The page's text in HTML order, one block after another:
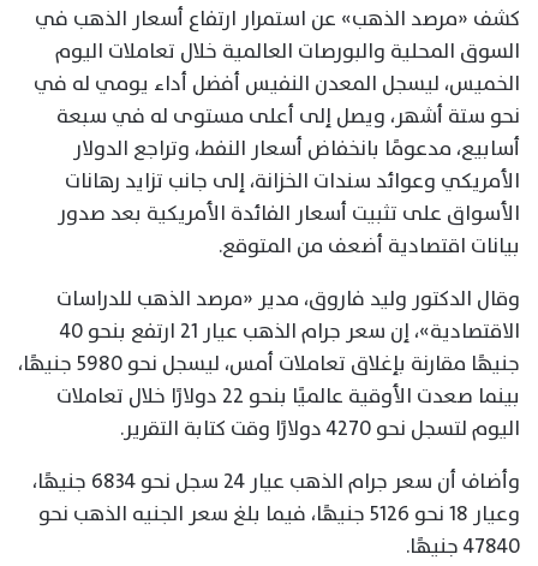
كشف «مرصد الذهب» عن استمرار ارتفاع أسعار الذهب في
السوق المحلية والبورصات العالمية خلال تعاملات اليوم
الخميس، ليسجل المعدن النفيس أفضل أداء يومي له في
نحو ستة أشهر، ويصل إلى أعلى مستوى له في سبعة
أسابيع، مدعومًا بانخفاض أسعار النفط، وتراجع الدولار
الأمريكي وعوائد سندات الخزانة، إلى جانب تزايد رهانات
الأسواق على تثبيت أسعار الفائدة الأمريكية بعد صدور
بيانات اقتصادية أضعف من المتوقع.
وقال الدكتور وليد فاروق، مدير «مرصد الذهب للدراسات
الاقتصادية»، إن سعر جرام الذهب عيار 21 ارتفع بنحو 40
جنيهًا مقارنة بإغلاق تعاملات أمس، ليسجل نحو 5980 جنيهًا،
بينما صعدت الأوقية عالميًا بنحو 22 دولارًا خلال تعاملات
اليوم لتسجل نحو 4270 دولارًا وقت كتابة التقرير.
وأضاف أن سعر جرام الذهب عيار 24 سجل نحو 6834 جنيهًا،
وعيار 18 نحو 5126 جنيهًا، فيما بلغ سعر الجنيه الذهب نحو
47840 جنيهًا.